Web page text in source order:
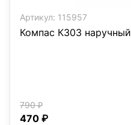
Артикул: 115957
Компас К303 наручный
790 ₽
470 ₽